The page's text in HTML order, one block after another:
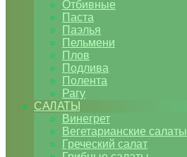
Отбивные
Паста
Паэлья
Пельмени
Плов
Подлива
Полента
Рагу
САЛАТЫ
Винегрет
Вегетарианские салаты
Греческий салат